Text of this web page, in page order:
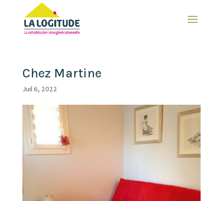
Chez Martine
Juil 6, 2022